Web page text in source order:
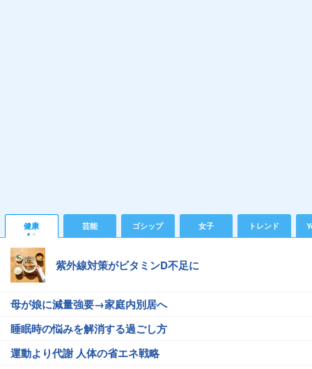
健康 芸能 ゴシップ 女子 トレンド
紫外線対策がビタミンD不足に
母が娘に減量強要→家庭内別居へ
睡眠時の悩みを解消する過ごし方
運動より代謝 人体の省エネ戦略